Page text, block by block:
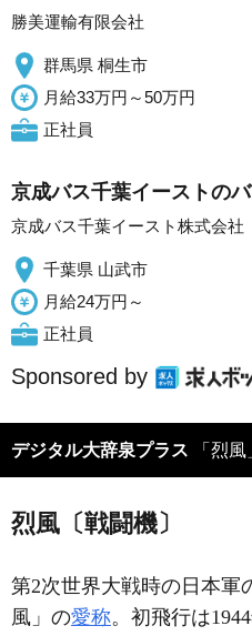
勝美運輸有限会社
群馬県 桐生市
月給33万円～50万円
正社員
京成バス千葉イーストの
京成バス千葉イースト株式会社
千葉県 山武市
月給24万円～
正社員
Sponsored by
デジタル大辞泉プラス 「烈
烈風〔戦闘機〕
第2次世界大戦時の日本軍
風」の愛称。初飛行は